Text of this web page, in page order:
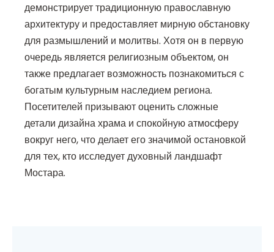
демонстрирует традиционную православную
архитектуру и предоставляет мирную обстановку
для размышлений и молитвы. Хотя он в первую
очередь является религиозным объектом, он
также предлагает возможность познакомиться с
богатым культурным наследием региона.
Посетителей призывают оценить сложные
детали дизайна храма и спокойную атмосферу
вокруг него, что делает его значимой остановкой
для тех, кто исследует духовный ландшафт
Мостара.